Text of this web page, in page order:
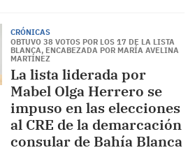
CRÓNICAS
OBTUVO 38 VOTOS POR LOS 17 DE LA LISTA
BLANCA, ENCABEZADA POR MARÍA AVELINA
MARTÍNEZ
La lista liderada por
Mabel Olga Herrero se
impuso en las elecciones
al CRE de la demarcación
consular de Bahía Blanca